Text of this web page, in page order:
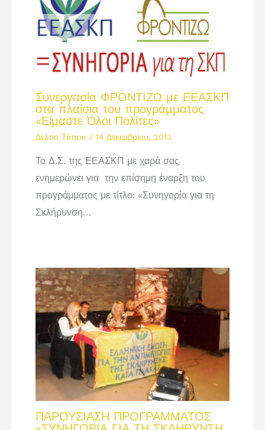
Συνεργασία ΦΡΟΝΤΙΖΩ με ΕΕΑΣΚΠ
στα πλαίσια του προγράμματος
«Είμαστε Όλοι Πολίτες»
Δελτίο Τύπου / 14 Δεκεμβρίου, 2013
Το Δ.Σ. της ΕΕΑΣΚΠ με χαρά σας
ενημερώνει για την επίσημη έναρξη του
προγράμματος με τίτλο: «Συνηγορία για τη
Σκλήρυνση…
ΠΑΡΟΥΣΙΑΣΗ ΠΡΟΓΡΑΜΜΑΤΟΣ